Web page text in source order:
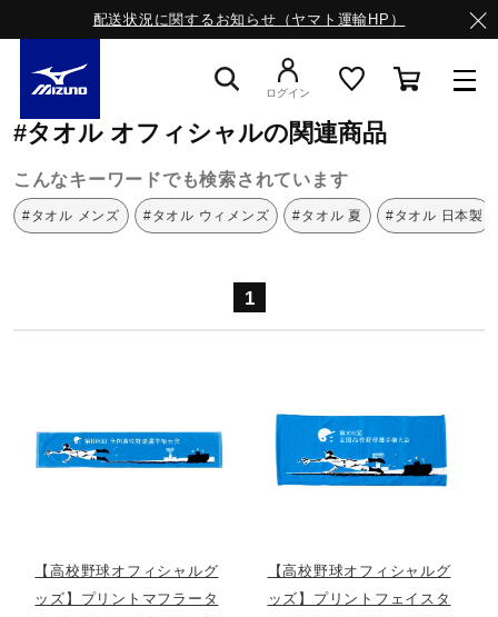
配送状況に関するお知らせ（ヤマト運輸HP）
ライフスタイルウエア
野球
ログイン
ミズノ公式オンライン オフィシャル
#タオル オフィシャルの関連商品
こんなキーワードでも検索されています
#タオル メンズ #タオル ウィメンズ #タオル 夏 #タオル 日本製
1
【高校野球オフィシャルグ
ッズ】プリントマフラータ
【高校野球オフィシャルグ
ッズ】プリントフェイスタ